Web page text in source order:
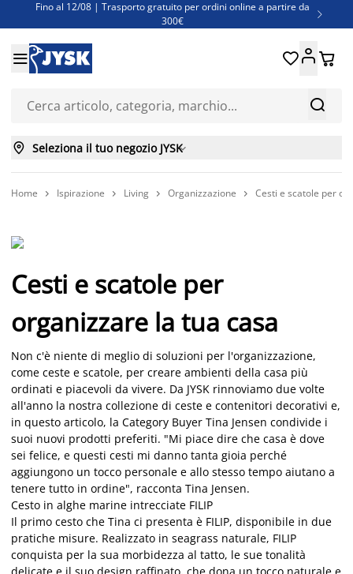
Fino al 12/08 | Trasporto gratuito per ordini online a partire da
300€

Super offerte d'estate | Oltre 1.500 articoli fino al 70%
Finanziamenti - Scegli il piano di rimborso più adatto a te


 
 Seleziona il tuo negozio JYSK
Home  Ispirazione  Living  Organizzazione  Cesti e scatole per
Cesti e scatole per
organizzare la tua casa
Non c'è niente di meglio di soluzioni per l'organizzazione,
come ceste e scatole, per creare ambienti della casa più
ordinati e piacevoli da vivere. Da JYSK rinnoviamo due volte
all'anno la nostra collezione di ceste e contenitori decorativi e,
in questo articolo, la Category Buyer Tina Jensen condivide i
suoi nuovi prodotti preferiti. "Mi piace dire che casa è dove
sei felice, e questi cesti mi danno tanta gioia perché
aggiungono un tocco personale e allo stesso tempo aiutano a
tenere tutto in ordine", racconta Tina Jensen.
Cesto in alghe marine intrecciate FILIP
Il primo cesto che Tina ci presenta è FILIP, disponibile in due
pratiche misure. Realizzato in seagrass naturale, FILIP
conquista per la sua morbidezza al tatto, le sue tonalità